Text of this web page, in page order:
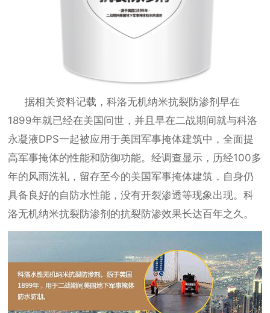
据相关资料记载，科洛无机纳米抗裂防渗剂早在
1899年就已经在美国问世，并且早在二战期间就与科洛
永凝液DPS一起被应用于美国军事掩体建筑中，全面提
高军事掩体的性能和防御功能。经调查显示，历经100多
年的风雨洗礼，留存至今的美国军事掩体建筑，自身仍
具备良好的自防水性能，没有开裂渗透等现象出现。科
洛无机纳米抗裂防渗剂的抗裂防渗效果长达百年之久。